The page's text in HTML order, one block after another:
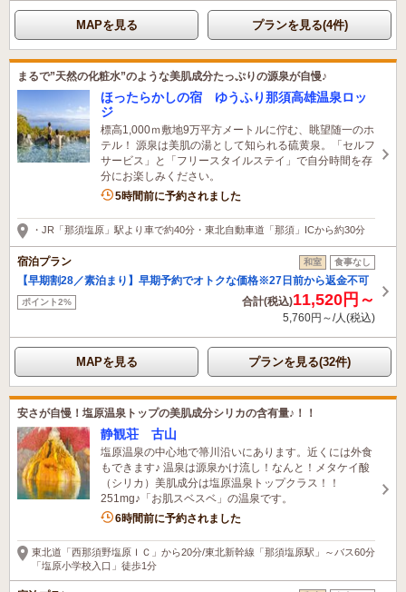
MAPを見る プランを見る(4件)
まるで”天然の化粧水”のような美肌成分たっぷりの源泉が自慢♪
ほったらかしの宿 ゆうふり那須高雄温泉ロッ
ジ
標高1,000ｍ敷地9万平方メートルに佇む、眺望随一のホ
テル！ 源泉は美肌の湯として知られる硫黄泉。「セルフ
サービス」と「フリースタイルステイ」で自分時間を存
分にお楽しみください。
4名がこの宿を見ています
5時間前に予約されました
・JR「那須塩原」駅より車で約40分・東北自動車道「那須」ICから約30分
宿泊プラン 和室 食事なし
【早期割28／素泊まり】早期予約でオトクな価格※27日前から返金不可
ポイント2% 合計(税込)11,520円～
5,760円～/人(税込)
MAPを見る プランを見る(32件)
安さが自慢！塩原温泉トップの美肌成分シリカの含有量♪！！
静観荘 古山
塩原温泉の中心地で箒川沿いにあります。近くには外食
もできます♪ 温泉は源泉かけ流し！なんと！メタケイ酸
（シリカ）美肌成分は塩原温泉トップクラス！！
251mg♪「お肌スベスベ」の温泉です。
2名がこの宿を見ています
6時間前に予約されました
東北道「西那須野塩原ＩＣ」から20分/東北新幹線「那須塩原駅」～バス60分
「塩原小学校入口」徒歩1分